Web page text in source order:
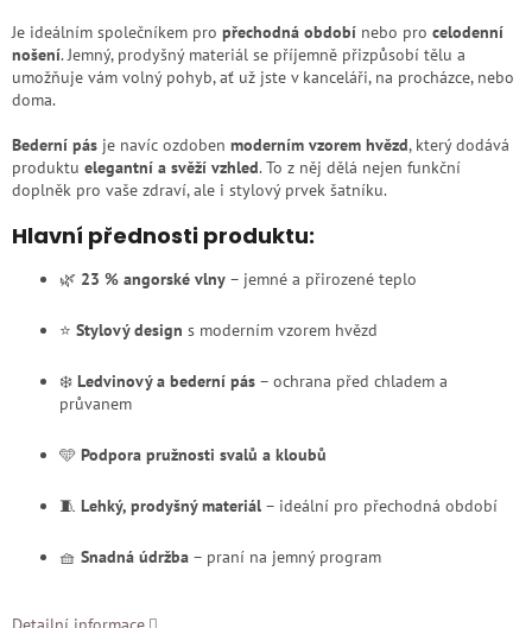
Je ideálním společníkem pro přechodná období nebo pro celodenní
nošení. Jemný, prodyšný materiál se příjemně přizpůsobí tělu a
umožňuje vám volný pohyb, ať už jste v kanceláři, na procházce, nebo
doma.
Bederní pás je navíc ozdoben moderním vzorem hvězd, který dodává
produktu elegantní a svěží vzhled. To z něj dělá nejen funkční
doplněk pro vaše zdraví, ale i stylový prvek šatníku.
Hlavní přednosti produktu:
🌿 23 % angorské vlny – jemné a přirozené teplo
⭐ Stylový design s moderním vzorem hvězd
❄️ Ledvinový a bederní pás – ochrana před chladem a
průvanem
🩵 Podpora pružnosti svalů a kloubů
🧵 Lehký, prodyšný materiál – ideální pro přechodná období
🧺 Snadná údržba – praní na jemný program